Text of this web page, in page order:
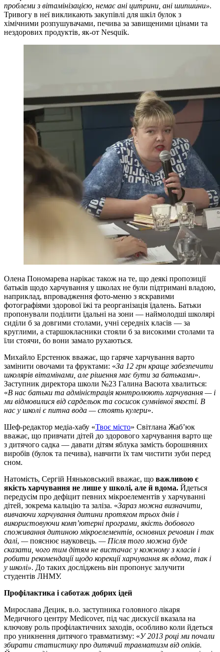
проблеми з вітамінізацією, немає ані цитрини, ані шипшини».
Тривогу в неї викликають закупівлі для шкіл булок з
хімічними розпушувачами, печива за завищеними цінами та
нездорових продуктів, як-от Nesquik.
Олена Пономарева нарікає також на те, що деякі пропозиції
батьків щодо харчування у школах не були підтримані владою,
наприклад, впровадження фото-меню з яскравими
фотографіями здорової їжі та реорганізація їдалень. Батьки
пропонували поділити їдальні на зони — наймолодші школярі
сиділи б за довгими столами, учні середніх класів — за
круглими, а старшокласники стояли б за високими столами та
їли стоячи, бо вони замало рухаються.
Михайло Ерстенюк вважає, що гаряче харчування варто
замінити овочами та фруктами: «За 12 грн краще забезпечити
школярів вітамінами, але рішення має бути за батьками».
Заступник директора школи №23 Галина Васюта хвалиться:
«В нас батьки та адміністрація контролюють харчування — і
ми відмовилися від сардельок та сосисок сумнівної якості. В
нас у школі є питна вода — стоять кулери».
Шеф-редактор медіа-хабу «Твоє місто» Світлана Жаб’юк
вважає, що привчати дітей до здорового харчування варто ще
з дитячого садка — давати дітям яблука замість борошняних
виробів (булок та печива), навчити їх там чистити зуби перед
сном.
Натомість, Сергій Няньковський вважає, що важливою є
якість харчування не лише у школі, але й вдома. Йдеться
передусім про дефіцит певних мікроелементів у харчуванні
дітей, зокрема кальцію та заліза. «Зараз можна визначити,
вивчаючи харчування дитини протягом трьох днів і
використовуючи комп’ютерні програми, якість добового
споживання дитиною мікроелементів, основних речовин і так
далі, —пояснює науковець. — Після того можна буде
сказати, чого тим дітям не вистачає у кожному з класів і
робити рекомендації щодо корекції харчування як вдома, так і
у школі». До таких досліджень він пропонує залучити
студентів ЛНМУ.
Профілактика і саботаж добрих ідей
Мирослава Децик, в.о. заступника головного лікаря
Медичного центру Medicover, під час дискусії вказала на
ключову роль профілактичних заходів, особливо коли йдеться
про уникнення дитячого травматизму: «У 2013 році ми почали
збирати статистику про дитячий травматизм від опіків.